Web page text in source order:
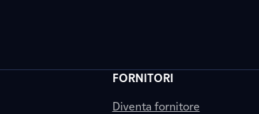
FORNITORI
Diventa fornitore